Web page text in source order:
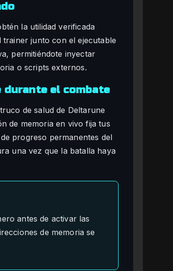
la utilidad verificada
trainer junto con el ejecutable
permitiéndote inyectar
o scripts externos.
el combate
de salud de Deltarune
de memoria en vivo fija tus
progreso permanentes del
una vez que la batalla haya
antes de activar las
de memoria se